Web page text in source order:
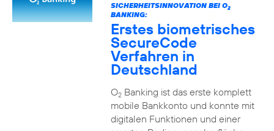
SICHERHEITSINNOVATION BEI O2
BANKING:
Erstes biometrisches
SecureCode
Verfahren in
Deutschland
O2Banking ist das erste komplett
mobile Bankkonto und konnte mit
digitalen Funktionen und einer